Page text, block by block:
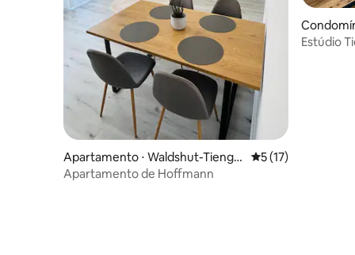
Apartamento ⋅ Waldshut-Tienge
n
5 de uma
5 (17)
Apartamento de Hoffmann
en
Estúdio